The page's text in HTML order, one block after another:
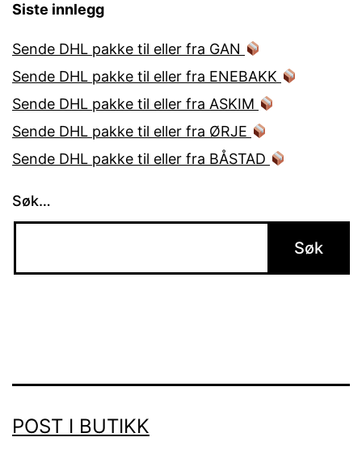
Siste innlegg
Sende DHL pakke til eller fra GAN
Sende DHL pakke til eller fra ENEBAKK
Sende DHL pakke til eller fra ASKIM
Sende DHL pakke til eller fra ØRJE
Sende DHL pakke til eller fra BÅSTAD
Søk…
POST I BUTIKK